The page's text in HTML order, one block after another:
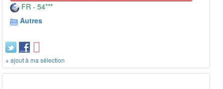
FR - 54***
Autres
+ ajout à ma sélection